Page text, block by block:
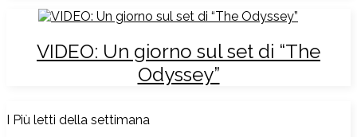
VIDEO: Un giorno sul set di “The
Odyssey”
I Più letti della settimana